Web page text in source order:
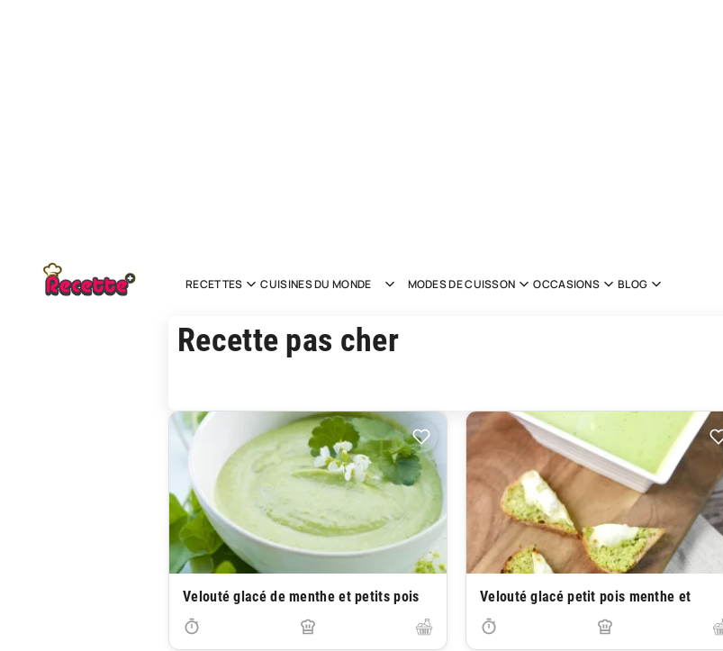
RECETTES CUISINES DU MONDE MODES DE CUISSON OCCASIONS BLOG
Recette pas cher
Velouté glacé de menthe et petits pois Velouté glacé petit pois menthe et